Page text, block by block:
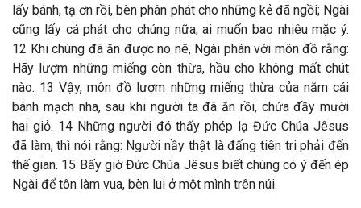
lấy bánh, tạ ơn rồi, bèn phân phát cho những kẻ đã ngồi; Ngài
cũng lấy cá phát cho chúng nữa, ai muốn bao nhiêu mặc ý.
12 Khi chúng đã ăn được no nê, Ngài phán với môn đồ rằng:
Hãy lượm những miếng còn thừa, hầu cho không mất chút
nào. 13 Vậy, môn đồ lượm những miếng thừa của năm cái
bánh mạch nha, sau khi người ta đã ăn rồi, chứa đầy mười
hai giỏ. 14 Những người đó thấy phép lạ Đức Chúa Jêsus
đã làm, thì nói rằng: Người nầy thật là đấng tiên tri phải đến
thế gian. 15 Bấy giờ Đức Chúa Jêsus biết chúng có ý đến ép
Ngài để tôn làm vua, bèn lui ở một mình trên núi.